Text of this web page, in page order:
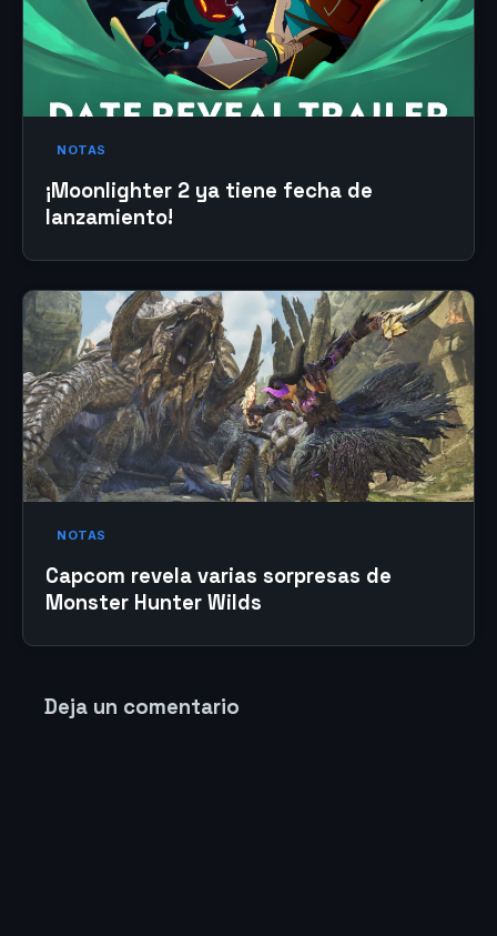
NOTAS
¡Moonlighter 2 ya tiene fecha de
lanzamiento!
NOTAS
Capcom revela varias sorpresas de
Monster Hunter Wilds
Deja un comentario